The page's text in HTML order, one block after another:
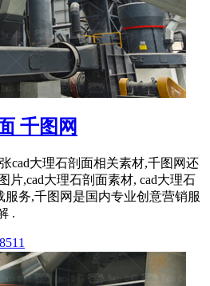
千图网
cad大理石剖面相关素材,千图网还
片,cad大理石剖面素材, cad大理石
服务,千图网是国内专业创意营销服
.